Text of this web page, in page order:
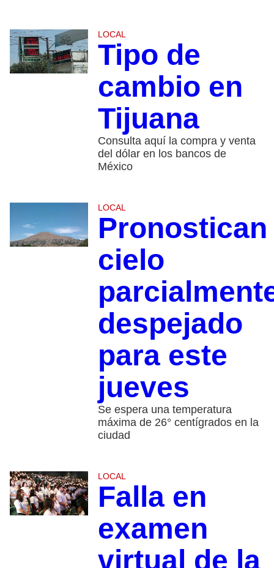
LOCAL
Tipo de
cambio en
Tijuana
Consulta aquí la compra y venta
del dólar en los bancos de
México
LOCAL
Pronostican
cielo
despejado
para este
jueves
Se espera una temperatura
máxima de 26° centígrados en la
ciudad
LOCAL
Falla en
examen
virtual de la